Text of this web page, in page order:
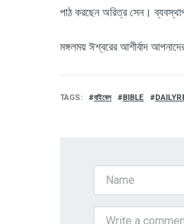
পাঠ করছেন অরিত্র সেন।
মঙ্গলময় ঈশ্বরের আশীর্বাদ
TAGS বাইবেল BIBLE